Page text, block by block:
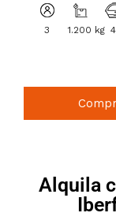
3 1.200 kg 4
Alquila